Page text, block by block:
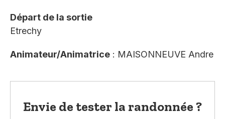
Départ de la sortie
Etrechy
Animateur/Animatrice : MAISONNEUVE Andre
Envie de tester la randonnée ?